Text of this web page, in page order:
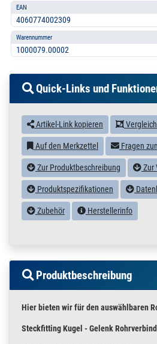
EAN
4060774002309
Warennummer
1000079.00002
Quick-Links und
Artikel-Link kopieren
Auf den Merkzettel Fragen
Zur Produktbeschreibung Zur
Produktspezifikationen
Zubehör Herstellerinfo
Produktbeschreibung
Hier bieten wir für den auswählbaren
Steckfitting Kugel - Gelenk